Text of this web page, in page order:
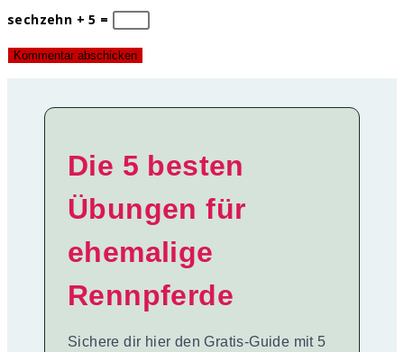
sechzehn + 5 =
Die 5 besten
Übungen für
ehemalige
Rennpferde
Sichere dir hier den Gratis-Guide mit 5